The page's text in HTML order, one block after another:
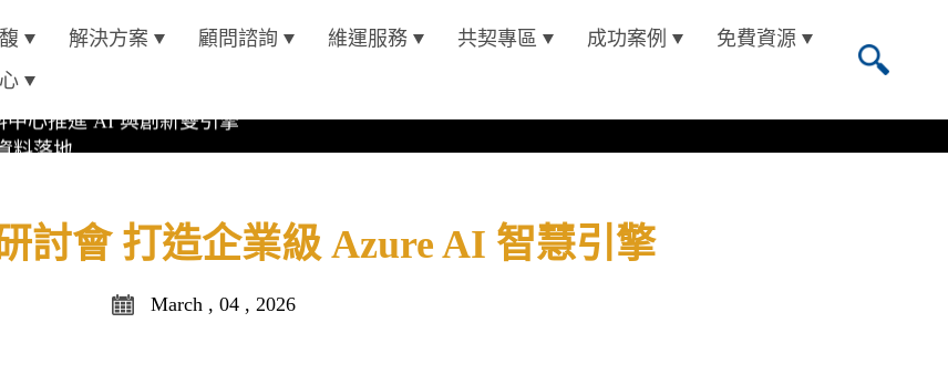
解決方案 顧問諮詢 維運服務 共契專區 成功案例
免費資源
Azure 認證
心推進 AI 與創新雙引擎
台
討會 打造企業級 Azure AI 智慧引擎
March , 04 , 2026